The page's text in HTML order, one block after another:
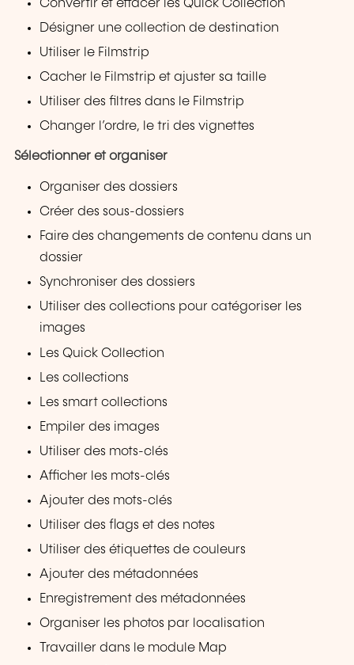
Convertir et effacer les Quick Collection
Désigner une collection de destination
Utiliser le Filmstrip
Cacher le Filmstrip et ajuster sa taille
Utiliser des filtres dans le Filmstrip
Changer l’ordre, le tri des vignettes
Sélectionner et organiser
Organiser des dossiers
Créer des sous-dossiers
Faire des changements de contenu dans un
dossier
Synchroniser des dossiers
Utiliser des collections pour catégoriser les
images
Les Quick Collection
Les collections
Les smart collections
Empiler des images
Utiliser des mots-clés
Afficher les mots-clés
Ajouter des mots-clés
Utiliser des flags et des notes
Utiliser des étiquettes de couleurs
Ajouter des métadonnées
Enregistrement des métadonnées
Organiser les photos par localisation
Travailler dans le module Map